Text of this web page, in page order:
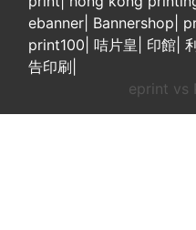
ebanner Bannershop
print100 咭片皇 印館
告印刷
eprint vs